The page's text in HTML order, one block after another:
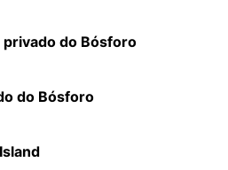
do Bósforo
do Bósforo